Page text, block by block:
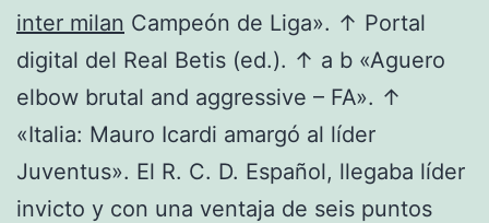
inter milan Campeón de Liga». ↑ Portal
digital del Real Betis (ed.). ↑ a b «Aguero
elbow brutal and aggressive – FA». ↑
«Italia: Mauro Icardi amargó al líder
Juventus». El R. C. D. Español, llegaba líder
invicto y con una ventaja de seis puntos